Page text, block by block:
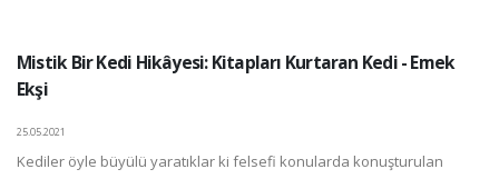
Mistik Bir Kedi Hikâyesi: Kitapları Kurtaran Kedi - Emek
Ekşi
25.05.2021
Kediler öyle büyülü yaratıklar ki felsefi konularda konuşturulan